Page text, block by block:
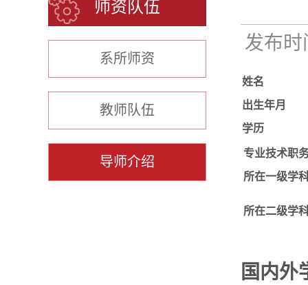
师资队伍
系所师资
教师队伍
导师介绍
发布
姓名
出生年月
学历
专业技术职
所在一级学
所在二级学
国内外